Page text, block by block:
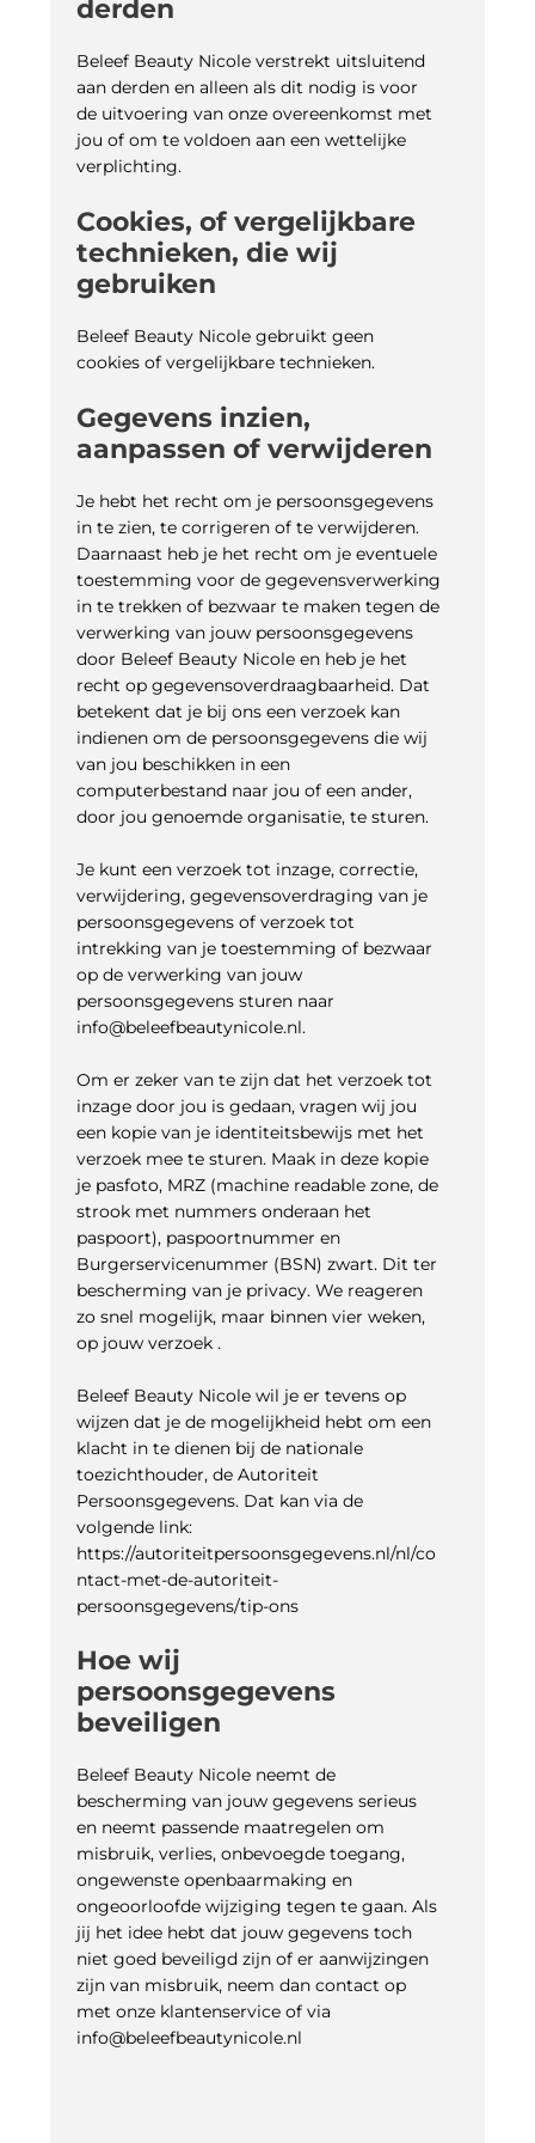
derden
Beleef Beauty Nicole verstrekt uitsluitend
aan derden en alleen als dit nodig is voor
de uitvoering van onze overeenkomst met
jou of om te voldoen aan een wettelijke
verplichting.
Cookies, of vergelijkbare
technieken, die wij
gebruiken
Beleef Beauty Nicole gebruikt geen
cookies of vergelijkbare technieken.
Gegevens inzien,
aanpassen of verwijderen
Je hebt het recht om je persoonsgegevens
in te zien, te corrigeren of te verwijderen.
Daarnaast heb je het recht om je eventuele
toestemming voor de gegevensverwerking
in te trekken of bezwaar te maken tegen de
verwerking van jouw persoonsgegevens
door Beleef Beauty Nicole en heb je het
recht op gegevensoverdraagbaarheid. Dat
betekent dat je bij ons een verzoek kan
indienen om de persoonsgegevens die wij
van jou beschikken in een
computerbestand naar jou of een ander,
door jou genoemde organisatie, te sturen.
Je kunt een verzoek tot inzage, correctie,
verwijdering, gegevensoverdraging van je
persoonsgegevens of verzoek tot
intrekking van je toestemming of bezwaar
op de verwerking van jouw
persoonsgegevens sturen naar
info@beleefbeautynicole.nl.
Om er zeker van te zijn dat het verzoek tot
inzage door jou is gedaan, vragen wij jou
een kopie van je identiteitsbewijs met het
verzoek mee te sturen. Maak in deze kopie
je pasfoto, MRZ (machine readable zone, de
strook met nummers onderaan het
paspoort), paspoortnummer en
Burgerservicenummer (BSN) zwart. Dit ter
bescherming van je privacy. We reageren
zo snel mogelijk, maar binnen vier weken,
op jouw verzoek .
Beleef Beauty Nicole wil je er tevens op
wijzen dat je de mogelijkheid hebt om een
klacht in te dienen bij de nationale
toezichthouder, de Autoriteit
Persoonsgegevens. Dat kan via de
volgende link:
https://autoriteitpersoonsgegevens.nl/nl/co
ntact-met-de-autoriteit-
persoonsgegevens/tip-ons
Hoe wij
persoonsgegevens
beveiligen
Beleef Beauty Nicole neemt de
bescherming van jouw gegevens serieus
en neemt passende maatregelen om
misbruik, verlies, onbevoegde toegang,
ongewenste openbaarmaking en
ongeoorloofde wijziging tegen te gaan. Als
jij het idee hebt dat jouw gegevens toch
niet goed beveiligd zijn of er aanwijzingen
zijn van misbruik, neem dan contact op
met onze klantenservice of via
info@beleefbeautynicole.nl